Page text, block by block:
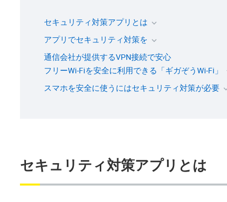
セキュリティ対策アプリとは
アプリでセキュリティ対策を
通信会社が提供するVPN接続で安心
フリーWi-Fiを安全に利用できる「ギガぞうWi-Fi」
スマホを安全に使うにはセキュリティ対策が必要
セキュリティ対策アプリとは